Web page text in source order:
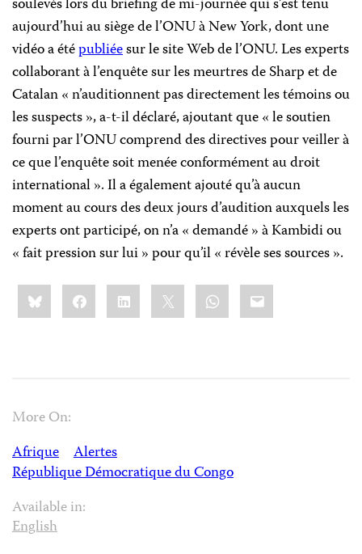
soulevés lors du briefing de mi-journée qui s’est tenu
aujourd’hui au siège de l’ONU à New York, dont une
vidéo a étépubliéesur le site Web de l’ONU. Les experts
collaborant à l’enquête sur les meurtres de Sharp et de
Catalan « n’auditionnent pas directement les témoins ou
les suspects », a-t-il déclaré, ajoutant que « le soutien
fourni par l’ONU comprend des directives pour veiller à
ce que l’enquête soit menée conformément au droit
international ». Il a également ajouté qu’à aucun
moment au cours des deux jours d’audition auxquels les
experts ont participé, on n’a « demandé » à Kambidi ou
« fait pression sur lui » pour qu’il « révèle ses sources ».
Share
this:BlueskyFacebookLinkedIn WhatsApp
Email
More On:
Afrique
Alertes
République Démocratique du Congo
Available in:
English